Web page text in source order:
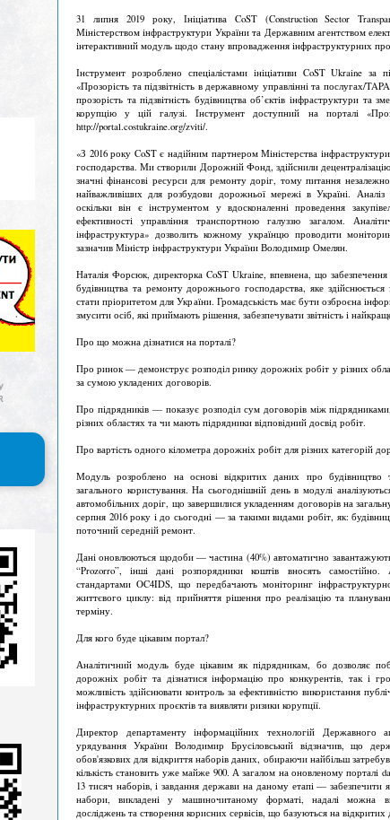
31 липня 2019 року, Ініціатива CoST (Construction Sector
Міністерством інфраструктури України та Державним агентством
інтерактивний модуль щодо стану впровадження інфраструктурних
Інструмент розроблено спеціалістами ініціативи CoST Ukraine
«Прозорість та підзвітність в державному управлінні та послугах/
прозорість та підзвітність будівництва об’єктів інфраструктури та
корупцію у цій галузі. Інструмент доступний на порталі
http://portal.costukraine.org/zviti/.
«З 2016 року CoST є надійним партнером Міністерства
господарства. Ми створили Дорожній Фонд, здійснили
значні фінансові ресурси для ремонту доріг, тому питання
найважливіших для розбудови дорожньої мережі в Україні.
оскільки він є інструментом у вдосконаленні проведення
ефективності управління транспортною галуззю загалом.
інфраструктура» дозволить кожному українцю проводити
зазначив Міністр інфраструктури України Володимир Омелян.
Наталія Форсюк, директорка CoST Ukraine, впевнена, що забезпечення
будівництва та ремонту дорожнього господарства, яке
стати пріоритетом для України. Громадськість має бути озброєна
змусити осіб, які приймають рішення, забезпечувати звітність і
Про що можна дізнатися на порталі?
Про ринок — демонструє розподіл ринку дорожніх робіт у різних
за сумою укладених договорів.
Про підрядників — показує розподіл сум договорів між
різних областях та чи мають підрядники відповідний досвід робіт.
Про вартість одного кілометра дорожніх робіт для різних категорій
Модуль розроблено на основі відкритих даних про будівництво
загального користування. На сьогоднішній день в модулі
автомобільних доріг, що завершилися укладенням договорів на
серпня 2016 року і до сьогодні — за такими видами робіт, як:
поточний середній ремонт.
Дані оновлюються щодоби — частина (40%) автоматично
“Prozorro”, інші дані розпорядники коштів вносять
стандартами OC4IDS, що передбачають моніторинг
життєвого циклу: від прийняття рішення про реалізацію та
терміну.
Для кого буде цікавим портал?
Аналітичний модуль буде цікавим як підрядникам, бо дозволяє
дорожніх робіт та дізнатися інформацію про конкурентів, так і
можливість здійснювати контроль за ефективністю використання
інфраструктурних проєктів та виявляти ризики корупції.
Директор департаменту інформаційних технологій Державного
урядування України Володимир Брусіловський відзначив, що
обов'язкових для відкриття наборів даних, обираючи найбільш
кількість становить уже майже 900. А загалом на оновленому порталі
13 тисяч наборів, і завдання держави на даному етапі — забезпечити
набори, викладені у машиночитаному форматі, надалі можна
досліджень та створення корисних сервісів, що базуються на відкритих